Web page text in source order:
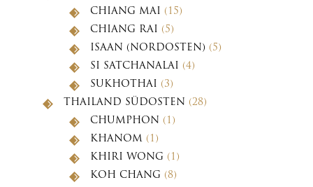
CHIANG MAI (15)
CHIANG RAI (5)
ISAAN (NORDOSTEN) (5)
SI SATCHANALAI (4)
SUKHOTHAI (3)
THAILAND SÜDOSTEN (28)
CHUMPHON (1)
KHANOM (1)
KHIRI WONG (1)
KOH CHANG (8)